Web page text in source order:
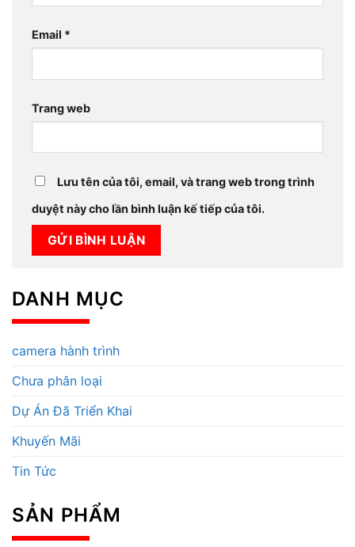
Email *
Trang web
Lưu tên của tôi, email, và trang web trong trình
duyệt này cho lần bình luận kế tiếp của tôi.
DANH MỤC
camera hành trình
Chưa phân loại
Dự Án Đã Triển Khai
Khuyến Mãi
Tin Tức
SẢN PHẨM